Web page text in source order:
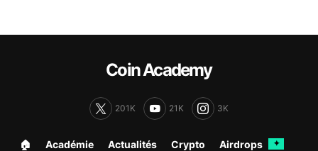
Coin Academy
201K 21K 3K
🏠︎ Académie Actualités Crypto Airdrops ✦